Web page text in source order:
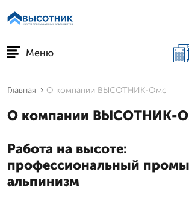
Меню
Главная О компании ВЫСОТНИК-Омс
О компании ВЫСОТНИК-
Работа на высоте:
профессиональный
альпинизм